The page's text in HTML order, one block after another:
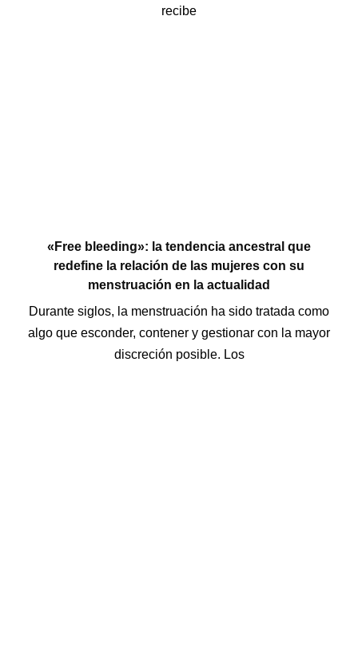
recibe
«Free bleeding»: la tendencia ancestral que
redefine la relación de las mujeres con su
menstruación en la actualidad
Durante siglos, la menstruación ha sido tratada como
algo que esconder, contener y gestionar con la mayor
discreción posible. Los